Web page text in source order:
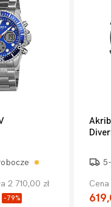
2 710,00 zł
-79%